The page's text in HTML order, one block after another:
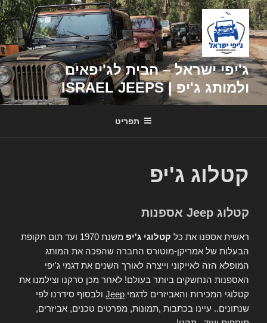
דילוג
לתוכן
ג'יפי ישראל – הבית לג'יפאים
ולמותג ג'יפ | ISRAEL JEEPS
תפריט
קטלוג ג'יפ
קטלוג Jeep אספנות
ראשית אספנו את כל קטלוגי ג'יפ
משנת 1970 ועד תום תקופת
הבעלות של אמריקן-מוטורס החברה שהפכה את המותג
המופלא הזה לאייקוני וייצרה לאורך השנים את דגמי ג'יפי
האספנות הנחשקים ביותר בעולם! לאחר מכן סרקנו וצילמנו את
קטלוגי המכירות והאביזרים לדגמי Jeep ולבסוף סידרנו לפי
שנתונים.. עיינו בכתבות ,תמונות, מפרטים טכנים, אביזרים,